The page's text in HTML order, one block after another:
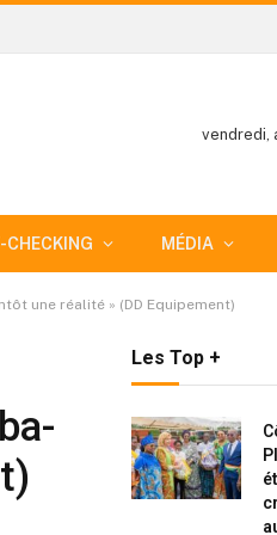
vendredi,
CHECKING MÉDIA
une réalité » (DD Equipement)
Les Top +